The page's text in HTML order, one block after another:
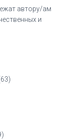
автору/ам
и